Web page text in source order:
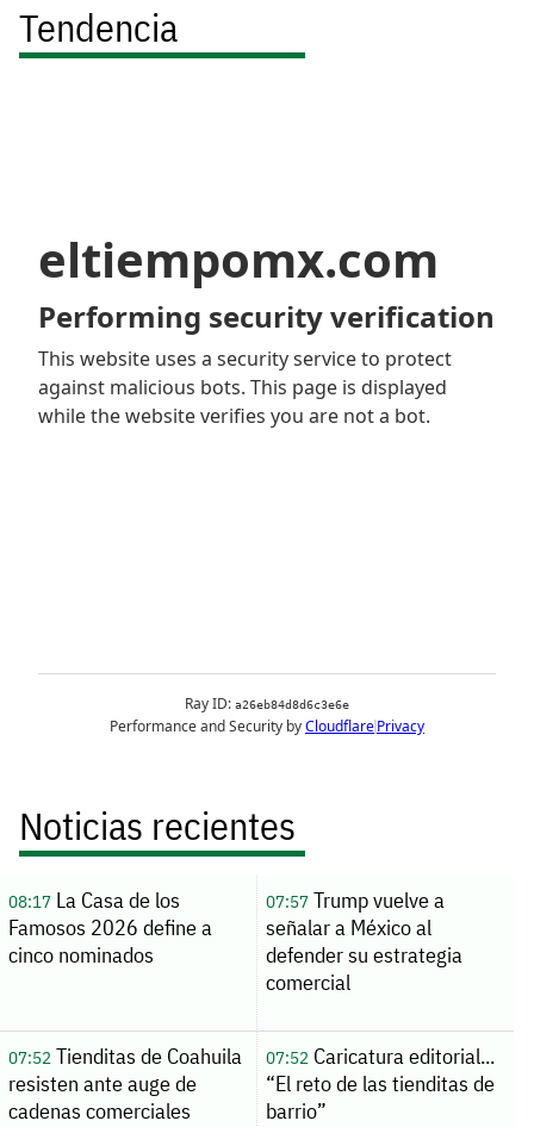
Tendencia
Noticias recientes
08:17La Casa de los
Famosos 2026 define a
cinco nominados
07:57Trump vuelve a
señalar a México al
defender su estrategia
comercial
07:52Tienditas de Coahuila
resisten ante auge de
cadenas comerciales
07:52Caricatura editorial...
“El reto de las tienditas de
barrio”